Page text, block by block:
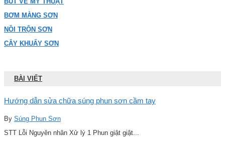
BƠM MÀNG SƠN
NỒI TRỘN SƠN
CÂY KHUẤY SƠN
BÀI VIẾT
Hướng dẫn sửa chữa súng phun sơn cầm tay
By Súng Phun Sơn
STT Lỗi Nguyên nhân Xử lý 1 Phun giật giật...